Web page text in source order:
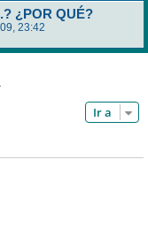
¿POR QUÉ?
23:42
Ir a